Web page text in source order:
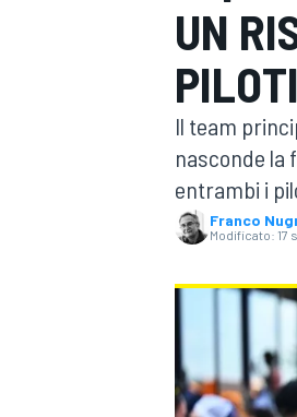
MOTOGP
UN
Il team
nasconde la
entrambi i
Franco
Modificato: 17